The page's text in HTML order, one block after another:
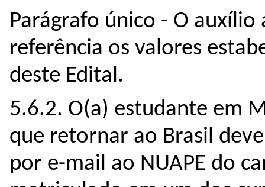
Parágrafo único - O
referência os valores
deste Edital.
5.6.2. O(a) estudante em
que retornar ao Brasil
por e-mail ao NUAPE do